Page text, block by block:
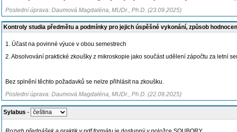
Poslední úprava: Daumová Magdaléna, MUDr., Ph.D. (23.09.2025)
Kontroly studia předmětu a podmínky pro jejich úspěšné vykonání, způsob
1. Účast na povinné výuce v obou semestrech
2. Absolvování praktické zkoušky z mikroskopie jako součást udělení zápočtu za letní
Bez splnění těchto požadavků se nelze přihlásit na zkoušku.
Poslední úprava: Daumová Magdaléna, MUDr., Ph.D. (22.09.2025)
Sylabus -